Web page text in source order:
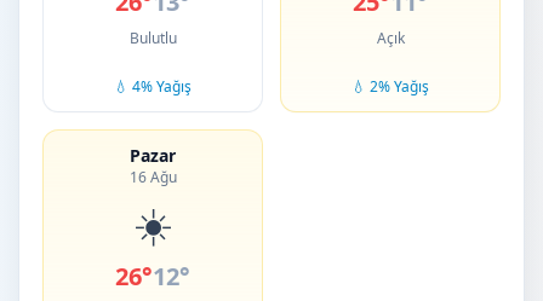
Bulutlu
💧 4% Yağış
Açık
💧 2% Yağış
Pazar
16 Ağu
☀️
26°12°